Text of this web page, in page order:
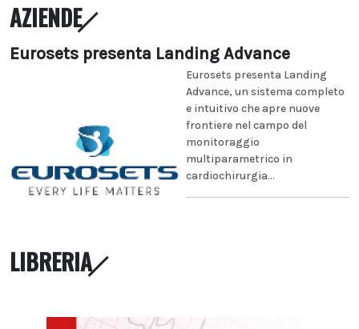
AZIENDE
Eurosets presenta Landing Advance
Eurosets presenta Landing
Advance, un sistema completo
e intuitivo che apre nuove
frontiere nel campo del
monitoraggio
multiparametrico in
cardiochirurgia...
LIBRERIA